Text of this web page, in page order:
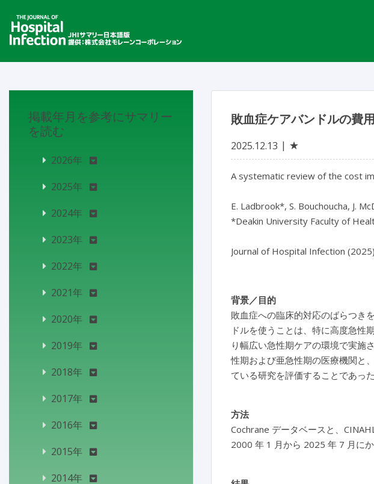
敗血症ケアバンドルの費
2025.12.13 ★
A systematic review of the cost
E. Ladbrook*, S. Bouchoucha, J.
*Deakin University Faculty of
Journal of Hospital Infection
背景／目的
敗血症への臨床的対応のばらつき
ドルを使うことは、特に高度急性
り幅広い急性期ケアの環境で実施
性期および亜急性期の医療機関と
ている研究を評価することであった
方法
Cochrane データベースと、
2000 年 1 月から 2025 年 7 月に
掲載年月を参考にサマリー
を読む
2026年
2025年
2024年
2023年
2022年
2021年
2020年
2019年
2018年
2017年
2016年
2015年
2014年